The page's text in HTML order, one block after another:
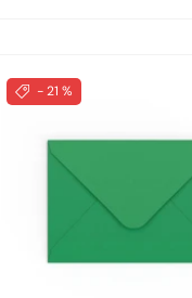
- 21 %